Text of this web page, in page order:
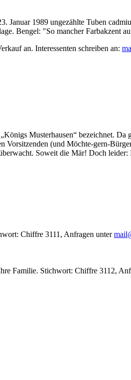
Januar 1989 ungezählte Tuben
Bengel: "So mancher Farbakzent
an. Interessenten schreiben an:
Musterhausen“ bezeichnet.
(und Möchte-gern-
Soweit die Mär! Doch
Chiffre 3111, Anfragen unter
Familie. Stichwort: Chiffre 3112,